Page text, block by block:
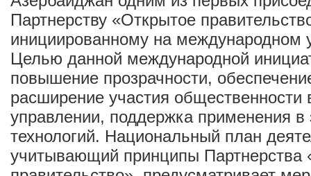
Партнерству «Открытое
инициированному на международном
Целью данной международной
повышение прозрачности,
расширение участия общественности
управлении, поддержка применения в
технологий. Национальный план
учитывающий принципы Партнерства